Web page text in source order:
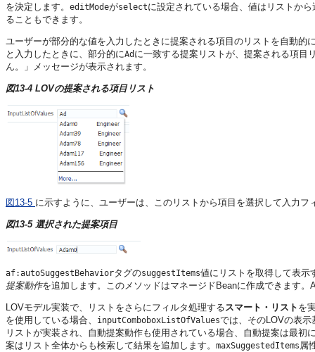
を決定します。 editModeがselectに設定されている場合、値はリストか
ることもできます。
ユーザーが部分的な値を入力したときに提案される項目のリストを自動
と入力したときに、部分的にAd に一致する提案リストが、提案される項目
ん。」メッセージが表示されます。
図13-4 LOVの提案される項目リスト
図13-5 に示すように、ユーザーは、このリストから項目を選択して入力フ
図13-5 選択された提案項目
af:autoSuggestBehaviorタグのsuggestItems値にリストを取得して表示
提案動作を追加します。このメソッドはマネージドBeanに作成できます
LOVモデル実装で、リストをさらにフィルタ処理するスマート・リスト を
を使用している場合、
inputComboboxListOfValuesでは、そのLOVの表
リストが実装され、自動提案動作も使用されている場合、自動提案は最
案はリスト全体からも検索して結果を追加します。 maxSuggestedItems属